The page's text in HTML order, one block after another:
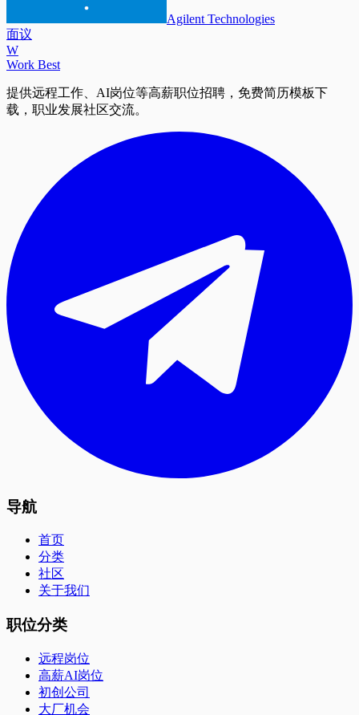
Agilent Technologies
面议
W
Work Best
提供远程工作、AI岗位等高薪职位招聘，免费简历模板下
载，职业发展社区交流。
导航
首页
分类
社区
关于我们
职位分类
远程岗位
高薪AI岗位
初创公司
大厂机会